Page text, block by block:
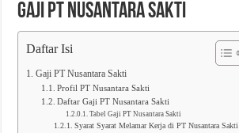
Gaji PT Nusantara Sakti
Daftar Isi
Gaji PT Nusantara Sakti
Profil PT Nusantara Sakti
Daftar Gaji PT Nusantara Sakti
Tabel Gaji PT Nusantara Sakti
Syarat Syarat Melamar Kerja di PT Nusantara Sakti